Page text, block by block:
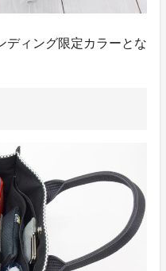
ィング限定カラーとな